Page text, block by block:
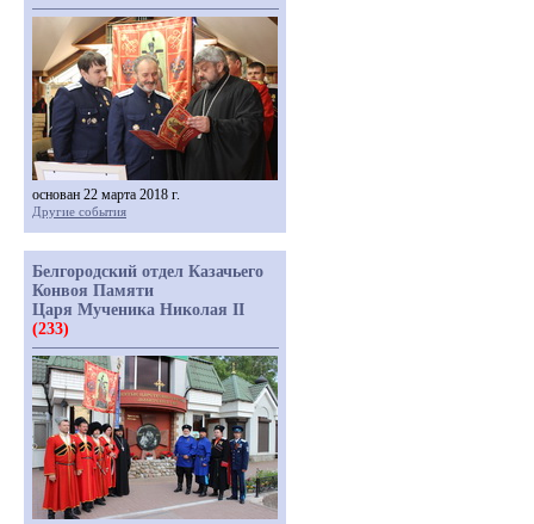
основан 22 марта 2018 г.
Другие события
Белгородский отдел Казачьего
Конвоя Памяти
Царя Мученика Николая II
(233)